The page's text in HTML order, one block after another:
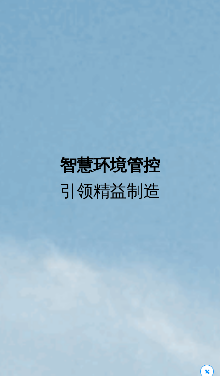
智慧环境管控
引领精益制造